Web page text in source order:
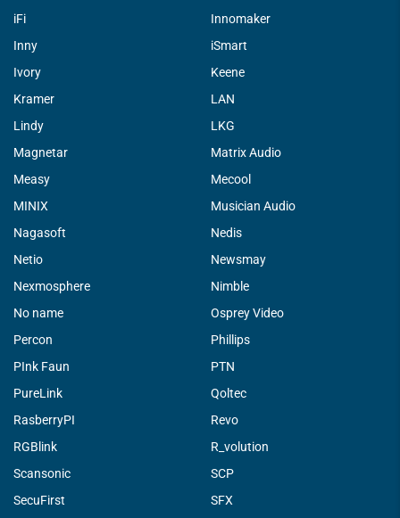
iFi
Innomaker
Inny
iSmart
Ivory
Keene
Kramer
LAN
Lindy
LKG
Magnetar
Matrix Audio
Measy
Mecool
MINIX
Musician Audio
Nagasoft
Nedis
Netio
Newsmay
Nexmosphere
Nimble
No name
Osprey Video
Percon
Phillips
PInk Faun
PTN
PureLink
Qoltec
RasberryPI
Revo
RGBlink
R_volution
Scansonic
SCP
SecuFirst
SFX